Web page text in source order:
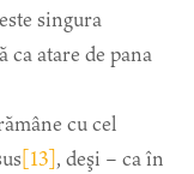
este singura
ca atare de pana
cu cel
[13], deşi – ca în